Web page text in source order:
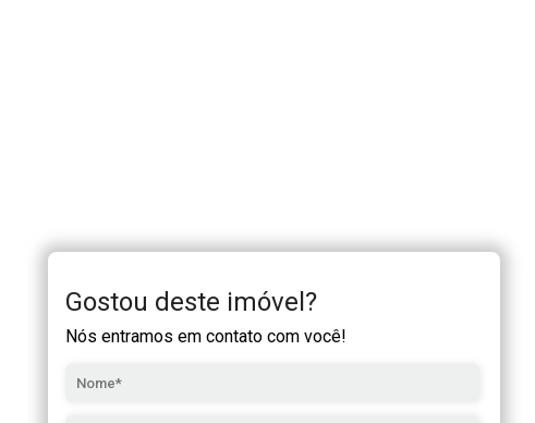
Gostou deste imóvel?
Nós entramos em contato com você!